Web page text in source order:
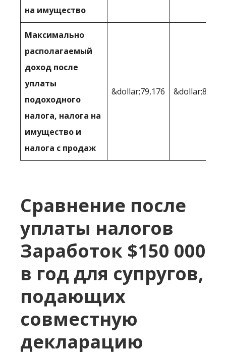
на имущество
Максимально
располагаемый
доход после
уплаты
подоходного
налога, налога на
имущество и
налога с продаж
&dollar;79,176
Сравнение после
уплаты налогов
Заработок $150 000
в год для супругов,
подающих
совместную
декларацию